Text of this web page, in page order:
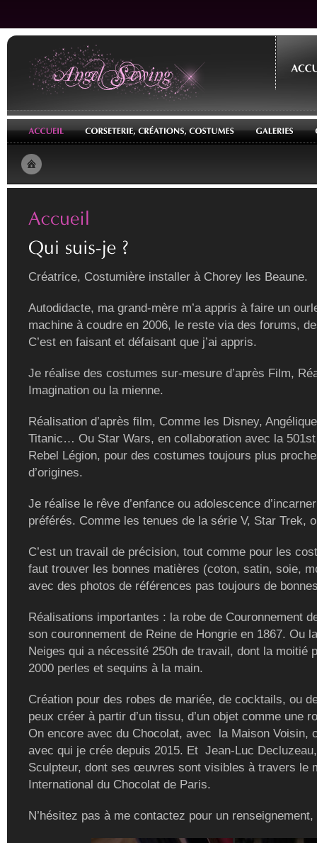
Créatrice, Costumière installer à Chorey les Beaune.
Autodidacte, ma grand-mère m’a appris à faire un
machine à coudre en 2006, le reste via des forums,
C’est en faisant et défaisant que j’ai appris.
Je réalise des costumes sur-mesure d’après Film,
Imagination ou la mienne.
Réalisation d’après film, Comme les Disney,
Titanic… Ou Star Wars, en collaboration avec la
Rebel Légion, pour des costumes toujours plus
d’origines.
Je réalise le rêve d’enfance ou adolescence
préférés. Comme les tenues de la série V, Star Trek,
C’est un travail de précision, tout comme pour les
faut trouver les bonnes matières (coton, satin, soie,
avec des photos de références pas toujours de
Réalisations importantes : la robe de Couronnement
son couronnement de Reine de Hongrie en 1867. Ou
Neiges qui a nécessité 250h de travail, dont la moitié
2000 perles et sequins à la main.
Création pour des robes de mariée, de cocktails, ou
peux créer à partir d’un tissu, d’un objet comme une
On encore avec du Chocolat, avec la Maison Voisin,
avec qui je crée depuis 2015. Et Jean-Luc
Sculpteur, dont ses œuvres sont visibles à travers le
International du Chocolat de Paris.
N’hésitez pas à me contactez pour un